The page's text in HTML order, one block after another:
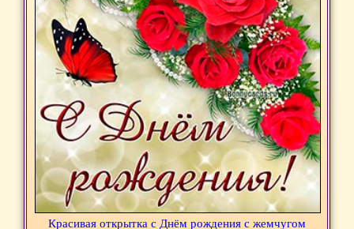
Красивая открытка с Днём рождения с жемчугом